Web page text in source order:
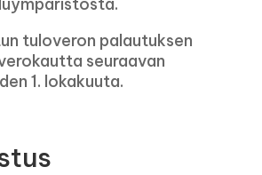
tuloveron palautuksen
seuraavan
1. lokakuuta.